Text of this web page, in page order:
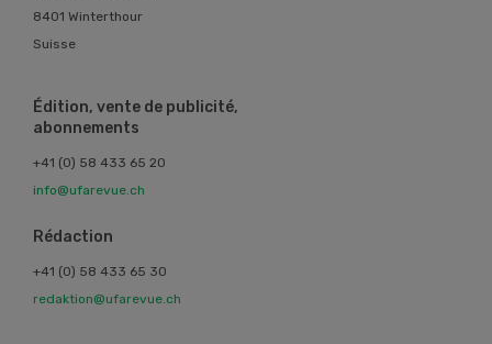
8401 Winterthour
Suisse
Édition, vente de publicité,
abonnements
+41 (0) 58 433 65 20
info@ufarevue.ch
Rédaction
+41 (0) 58 433 65 30
redaktion@ufarevue.ch